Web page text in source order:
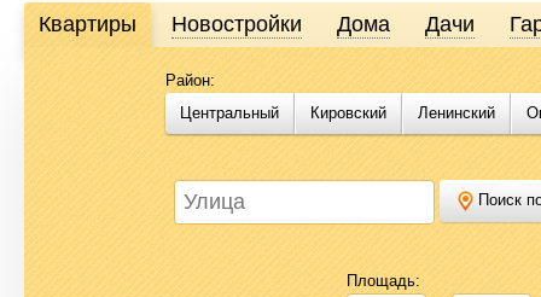
Продажа и аренда недвижимости в Омске
Likado.ru – сайт актуальных и достоверных объявлений по
или купить квартиру, найти землю под строительство,
Likado.ru, чтобы сэкономить время и силы в поисках нужного
Квартиры Новостройки Дома Дачи
Район:
Центральный
Кировский Ленинский
Поиск
Площадь: